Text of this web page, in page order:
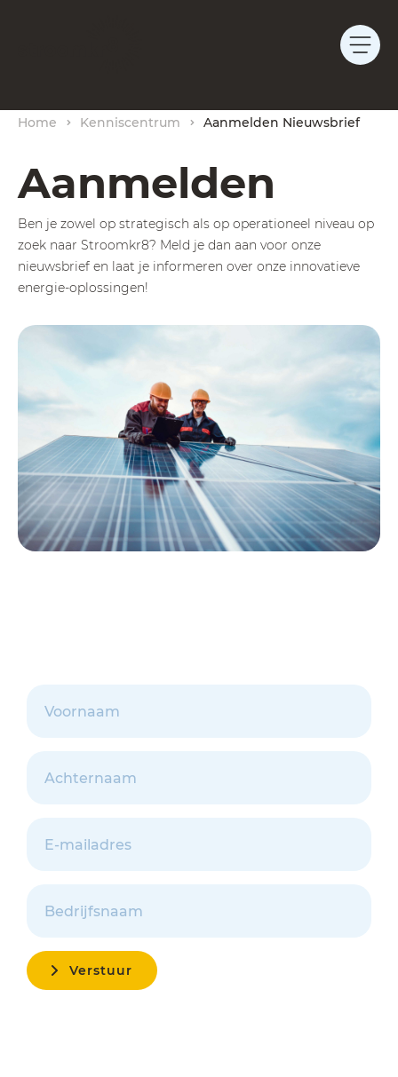
Home Kenniscentrum Aanmelden Nieuwsbrief
Aanmelden
Ben je zowel op strategisch als op operationeel niveau op
zoek naar Stroomkr8? Meld je dan aan voor onze
nieuwsbrief en laat je informeren over onze innovatieve
energie-oplossingen!